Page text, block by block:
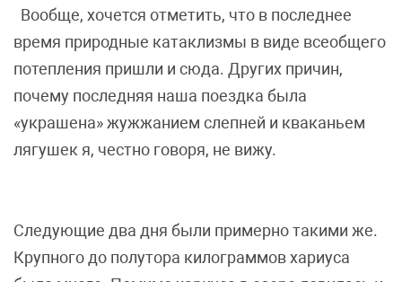
Вообще, хочется отметить, что в последнее
время природные катаклизмы в виде всеобщего
потепления пришли и сюда. Других причин,
почему последняя наша поездка была
«украшена» жужжанием слепней и кваканьем
лягушек я, честно говоря, не вижу.
Следующие два дня были примерно такими же.
Крупного до полутора килограммов хариуса